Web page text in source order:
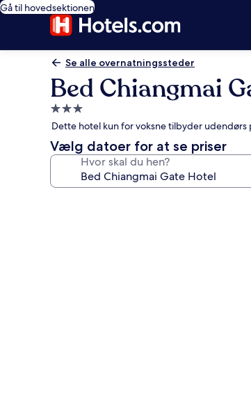
Gå til hovedsektionen
Se alle overnatningssteder
Bed Chiangmai
3.0-
stjernet
overnatningssted
Dette hotel kun for voksne tilbyder
Vælg datoer for at se priser
Hvor skal du hen?